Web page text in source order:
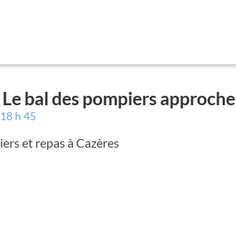
Le bal des pompiers approche
18 h 45
et repas à Cazères